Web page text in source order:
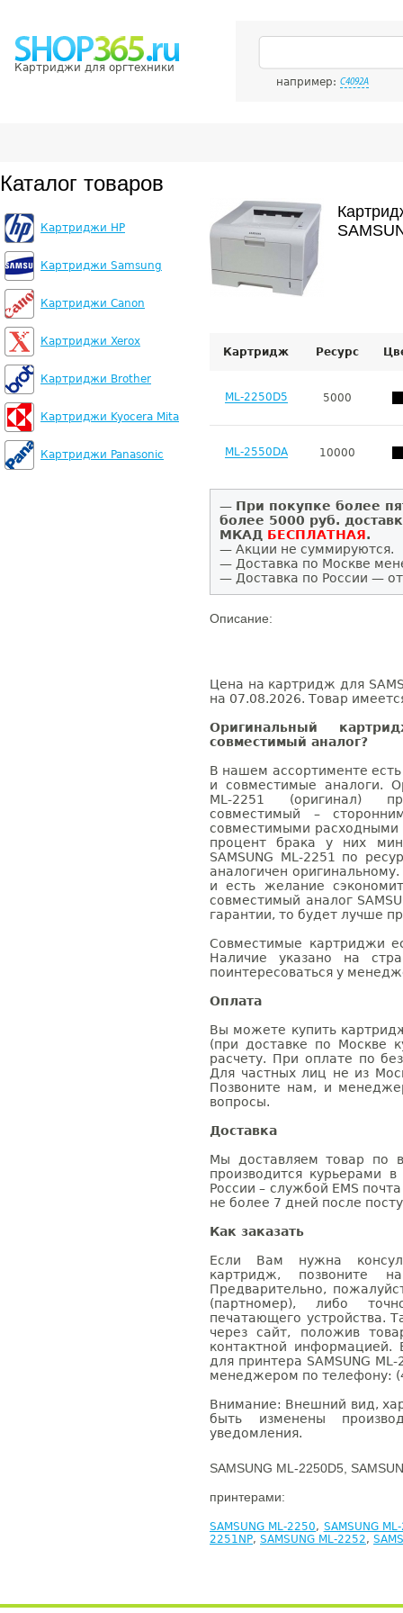
Картриджи для оргтехники
например: C4092A
Каталог товаров
Картриджи HP
Картриджи Samsung
Картриджи Canon
Картриджи Xerox
Картриджи Brother
Картриджи Kyocera Mita
Картриджи Panasonic
Картридж Ресурс
ML-2250D5 5000
ML-2550DA 10000
— При покупке более
более 5000 руб.
МКАД БЕСПЛАТНАЯ.
— Акции не суммируются.
— Доставка по Москве
— Доставка по России —
Описание:
Цена на картридж для
на 07.08.2026. Товар
Оригинальный
совместимый аналог?
В нашем ассортименте
и совместимые аналоги.
ML-2251 (оригинал)
совместимый –
совместимыми расходными
процент брака у них
SAMSUNG ML-2251 по
аналогичен
и есть желание
совместимый аналог
гарантии, то будет лучше
Совместимые картриджи
Наличие указано на
поинтересоваться у
Оплата
Вы можете купить
(при доставке по Москве
расчету. При оплате по
Для частных лиц не из
Позвоните нам, и
вопросы.
Доставка
Мы доставляем товар по
производится курьерами
России – службой EMS
не более 7 дней после
Как заказать
Если Вам нужна
картридж, позвоните
Предварительно,
(партномер), либо
печатающего устройства.
через сайт, положив
контактной информацией.
для принтера SAMSUNG
менеджером по телефону:
Внимание: Внешний вид,
быть изменены
уведомления.
SAMSUNG ML-2250D5,
принтерами:
SAMSUNG ML-2250, SAMSUNG
2251NP, SAMSUNG ML-2252,